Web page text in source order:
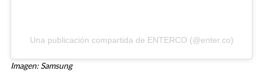
Una publicación compartida de ENTERCO (@enter.co)
Imagen: Samsung